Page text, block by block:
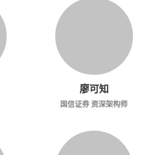
廖可知
国信证券 资深架构师